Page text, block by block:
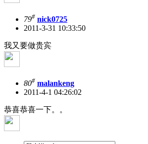
79# nick0725
2011-3-31 10:33:50
我又要做贵宾
80# malankeng
2011-4-1 04:26:02
恭喜恭喜一下。。